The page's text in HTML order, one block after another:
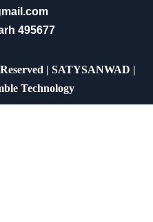
495677
| SATYSANWAD |
Technology